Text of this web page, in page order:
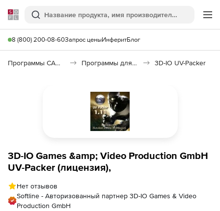
Softline
Поиск
8 (800) 200-08-60Запрос ценыИнферитБлог
Программы САПР и ГИС Программы для дизайна, визуализации и анимации 3D-IO UV-Packer
3D-IO Games &amp; Video Production GmbH
UV-Packer (лицензия),
Нет отзывов
Softline - Авторизованный партнер 3D-IO Games & Video
Production GmbH